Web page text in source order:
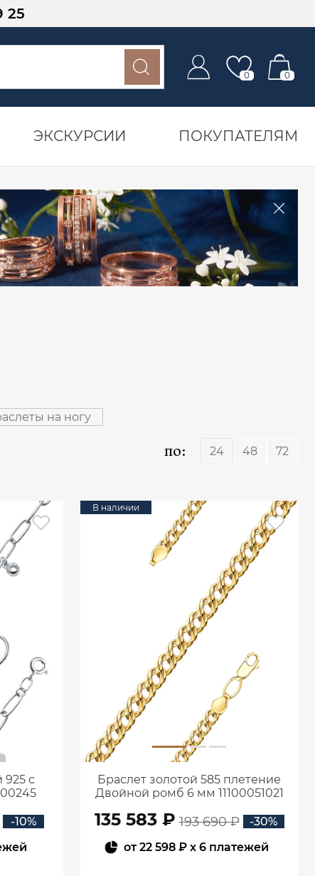
25
0 0
ЭКСКУРСИИ ПОКУПАТЕЛЯМ
на ногу
по: 24 48 72
925 с
-10%
В наличии
Браслет золотой 585 плетение
Двойной ромб 6 мм 11100051021
135 583 ₽ 193 690 ₽
-30%
от22 598 ₽x 6 платежей